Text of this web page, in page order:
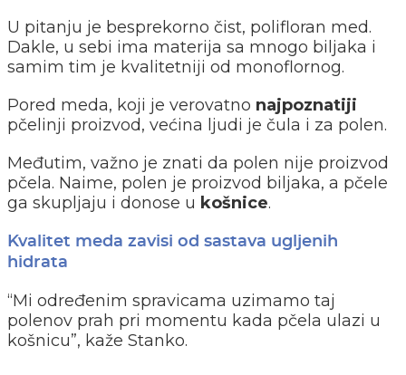
U pitanju je besprekorno čist, polifloran med.
Dakle, u sebi ima materija sa mnogo biljaka i
samim tim je kvalitetniji od monoflornog.
Pored meda, koji je verovatno najpoznatiji
pčelinji proizvod, većina ljudi je čula i za polen.
Međutim, važno je znati da polen nije proizvod
pčela. Naime, polen je proizvod biljaka, a pčele
ga skupljaju i donose u košnice.
Kvalitet meda zavisi od sastava ugljenih
hidrata
“Mi određenim spravicama uzimamo taj
polenov prah pri momentu kada pčela ulazi u
košnicu”, kaže Stanko.